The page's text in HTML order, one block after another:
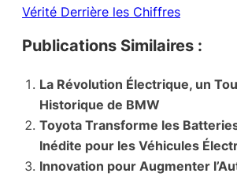
Vérité Derrière les Chiffres
Publications Similaires :
La Révolution Électrique, un
Historique de BMW
Toyota Transforme les
Inédite pour les Véhicules
Innovation pour Augmenter